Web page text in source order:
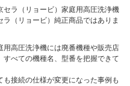
セラ（リョービ）家庭用高圧洗浄機
（リョービ）純正商品ではありま
用高圧洗浄機には廃番機種や販売店
すべての機種名、型番を把握できて
も接続の仕様が変更になった事例も